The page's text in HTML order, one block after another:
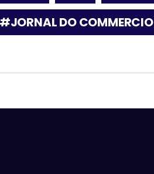
#JORNAL DO COMMERCIO